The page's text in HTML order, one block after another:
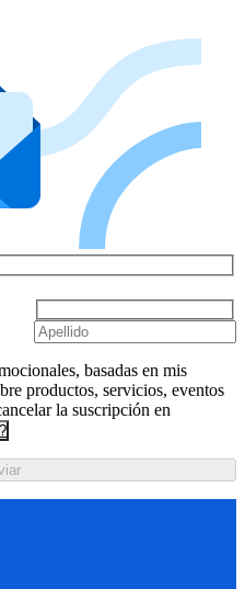
basadas en mis
productos, servicios, eventos
la suscripción en